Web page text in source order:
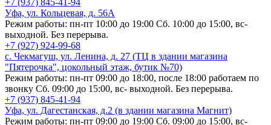
+7 (937) 845-41-94
Уфа, ул. Кольцевая, д. 56А
Режим работы: пн-пт 10:00 до 19:00 Сб. 10:00 до 15:00, вс-
выходной. Без перерыва.
+7 (927) 924-99-68
с. Чекмагуш, ул. Ленина, д. 27 (ТЦ в здании магазина
"Пятерочка", цокольный этаж, бутик №70)
Режим работы: пн-пт 09:00 до 18:00, после 18:00 работаем по
звонку Сб. 09:00 до 15:00, вс- выходной. Без перерыва.
+7 (937) 845-41-94
Уфа, ул. Дагестанская, д.2 (в здании магазина Магнит)
Режим работы: пн-пт 09:00 до 19:00 Сб. 09:00 до 15:00, вс-